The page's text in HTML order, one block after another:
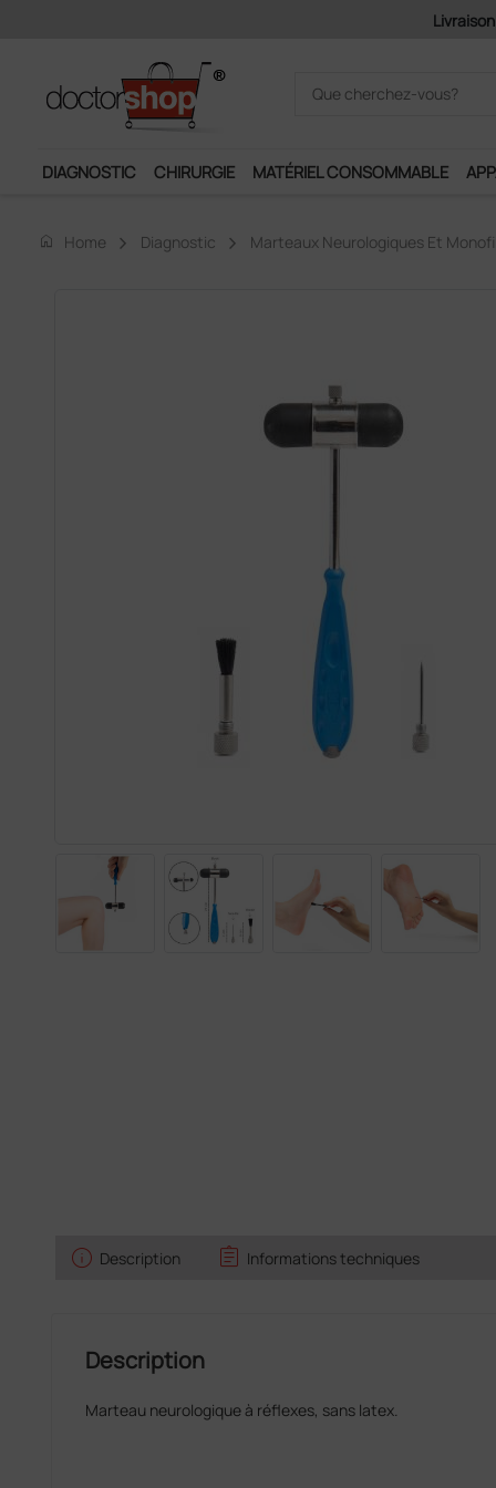
DIAGNOSTIC CHIRURGIE MATÉRIEL CONSOMMABLE
home Home Diagnostic Marteaux Neurologiques Et
info Description assignment Informations techniques
Description
Marteau neurologique à réflexes, sans latex.